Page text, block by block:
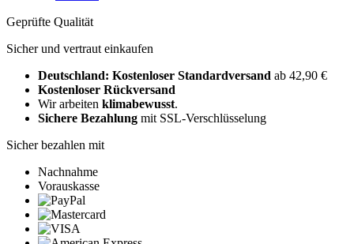
Geprüfte Qualität
Sicher und vertraut einkaufen
Deutschland: Kostenloser Standardversand ab 42,90 €
Kostenloser Rückversand
Wir arbeiten klimabewusst.
Sichere Bezahlung mit SSL-Verschlüsselung
Sicher bezahlen mit
Nachnahme
Vorauskasse